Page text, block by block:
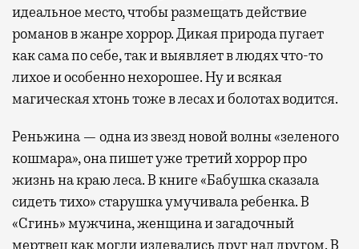
идеальное место, чтобы размещать действие
романов в жанре хоррор. Дикая природа пугает
как сама по себе, так и выявляет в людях что-то
лихое и особенно нехорошее. Ну и всякая
магическая хтонь тоже в лесах и болотах водится.
Реньжина — одна из звезд новой волны «зеленого
кошмара», она пишет уже третий хоррор про
жизнь на краю леса. В книге «Бабушка сказала
сидеть тихо» старушка умучивала ребенка. В
«Сгинь» мужчина, женщина и загадочный
мертвец как могли издевались друг над другом. В